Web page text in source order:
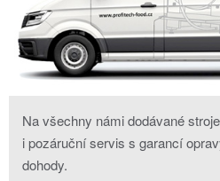
Na všechny námi dodávané
i pozáruční servis s garancí
dohody.